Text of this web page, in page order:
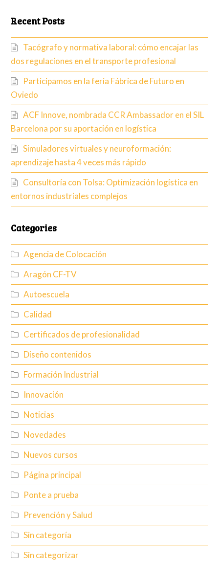
Recent Posts
Tacógrafo y normativa laboral: cómo encajar las
dos regulaciones en el transporte profesional
Participamos en la feria Fábrica de Futuro en
Oviedo
ACF Innove, nombrada CCR Ambassador en el SIL
Barcelona por su aportación en logística
Simuladores virtuales y neuroformación:
aprendizaje hasta 4 veces más rápido
Consultoría con Tolsa: Optimización logística en
entornos industriales complejos
Categories
Agencia de Colocación
Aragón CF-TV
Autoescuela
Calidad
Certificados de profesionalidad
Diseño contenidos
Formación Industrial
Innovación
Noticias
Novedades
Nuevos cursos
Página principal
Ponte a prueba
Prevención y Salud
Sin categoría
Sin categorizar